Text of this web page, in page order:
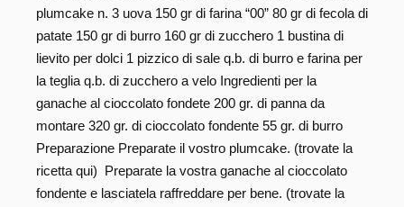
plumcake n. 3 uova 150 gr di farina “00” 80 gr di fecola di
patate 150 gr di burro 160 gr di zucchero 1 bustina di
lievito per dolci 1 pizzico di sale q.b. di burro e farina per
la teglia q.b. di zucchero a velo Ingredienti per la
ganache al cioccolato fondete 200 gr. di panna da
montare 320 gr. di cioccolato fondente 55 gr. di burro
Preparazione Preparate il vostro plumcake. (trovate la
ricetta qui) Preparate la vostra ganache al cioccolato
fondente e lasciatela raffreddare per bene. (trovate la